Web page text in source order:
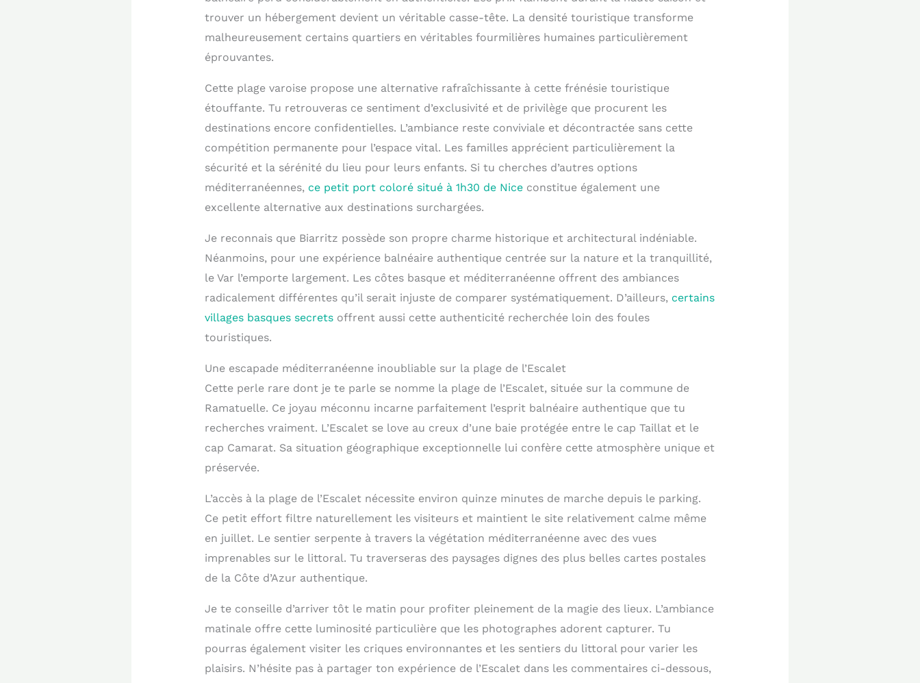
trouver un hébergement devient un véritable casse-tête. La densité touristique transforme
malheureusement certains quartiers en véritables fourmilières humaines particulièrement
éprouvantes.
Cette plage varoise propose une alternative rafraîchissante à cette frénésie touristique
étouffante. Tu retrouveras ce sentiment d’exclusivité et de privilège que procurent les
destinations encore confidentielles. L’ambiance reste conviviale et décontractée sans cette
compétition permanente pour l’espace vital. Les familles apprécient particulièrement la
sécurité et la sérénité du lieu pour leurs enfants. Si tu cherches d’autres options
méditerranéennes, ce petit port coloré situé à 1h30 de Niceconstitue également une
excellente alternative aux destinations surchargées.
Je reconnais que Biarritz possède son propre charme historique et architectural indéniable.
Néanmoins, pour une expérience balnéaire authentique centrée sur la nature et la tranquillité,
le Var l’emporte largement. Les côtes basque et méditerranéenne offrent des ambiances
radicalement différentes qu’il serait injuste de comparer systématiquement. D’ailleurs, certains
villages basques secretsoffrent aussi cette authenticité recherchée loin des foules
touristiques.
Une escapade méditerranéenne inoubliable sur la plage de l’Escalet
Cette perle rare dont je te parle se nomme la plage de l’Escalet, située sur la commune de
Ramatuelle. Ce joyau méconnu incarne parfaitement l’esprit balnéaire authentique que tu
recherches vraiment. L’Escalet se love au creux d’une baie protégée entre le cap Taillat et le
cap Camarat. Sa situation géographique exceptionnelle lui confère cette atmosphère unique et
préservée.
L’accès à la plage de l’Escalet nécessite environ quinze minutes de marche depuis le parking.
Ce petit effort filtre naturellement les visiteurs et maintient le site relativement calme même
en juillet. Le sentier serpente à travers la végétation méditerranéenne avec des vues
imprenables sur le littoral. Tu traverseras des paysages dignes des plus belles cartes postales
de la Côte d’Azur authentique.
Je te conseille d’arriver tôt le matin pour profiter pleinement de la magie des lieux. L’ambiance
matinale offre cette luminosité particulière que les photographes adorent capturer. Tu
pourras également visiter les criques environnantes et les sentiers du littoral pour varier les
plaisirs. N’hésite pas à partager ton expérience de l’Escalet dans les commentaires ci-dessous,